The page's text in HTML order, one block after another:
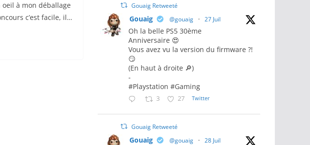
à mon déballage
c’est facile, il…
Gouaig Retweeté
Gouaig @gouaig · 27 Juil
Oh la belle PS5 30ème
Anniversaire 😍
Vous avez vu la version du firmware ?!
😏
(En haut à droite 🔎)
-
#Playstation #Gaming
3 27 Twitter
Gouaig Retweeté
Gouaig @gouaig · 28 Juil